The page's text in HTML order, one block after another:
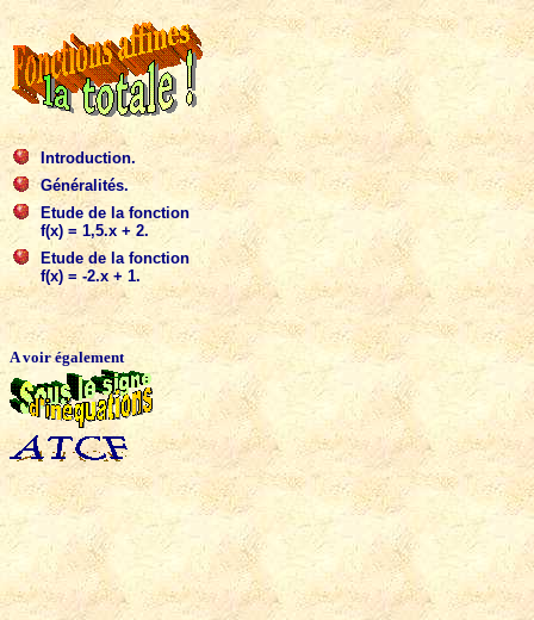
Introduction.
Généralités.
Etude de la fonction
f(x) = 1,5.x + 2.
Etude de la fonction
f(x) = -2.x + 1.
A voir également